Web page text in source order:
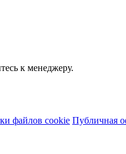
к менеджеру.
файлов cookie Публичная